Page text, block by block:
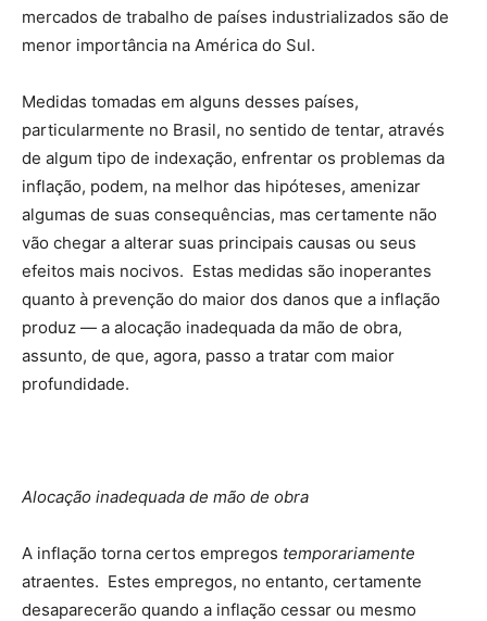
mercados de trabalho de países industrializados são de
menor importância na América do Sul.
Medidas tomadas em alguns desses países,
particularmente no Brasil, no sentido de tentar, através
de algum tipo de indexação, enfrentar os problemas da
inflação, podem, na melhor das hipóteses, amenizar
algumas de suas consequências, mas certamente não
vão chegar a alterar suas principais causas ou seus
efeitos mais nocivos. Estas medidas são inoperantes
quanto à prevenção do maior dos danos que a inflação
produz — a alocação inadequada da mão de obra,
assunto, de que, agora, passo a tratar com maior
profundidade.
Alocação inadequada de mão de obra
A inflação torna certos empregos temporariamente
atraentes. Estes empregos, no entanto, certamente
desaparecerão quando a inflação cessar ou mesmo